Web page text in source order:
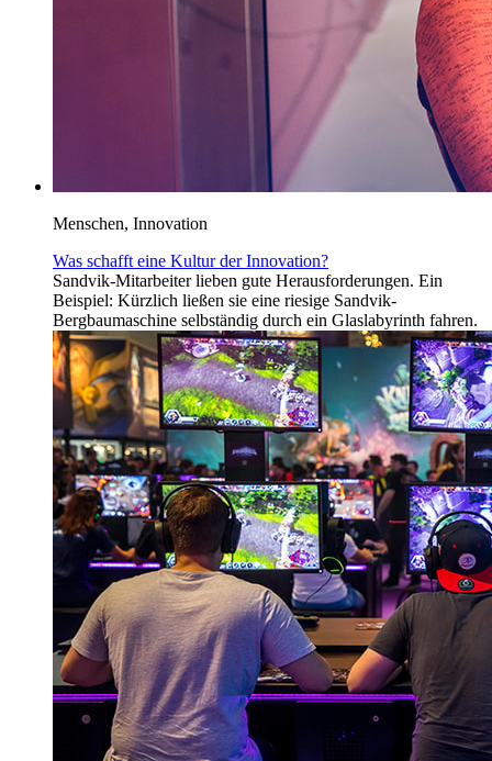
Menschen, Innovation
Was schafft eine Kultur der Innovation?
Sandvik-Mitarbeiter lieben gute Herausforderungen. Ein
Beispiel: Kürzlich ließen sie eine riesige Sandvik-
Bergbaumaschine selbständig durch ein Glaslabyrinth fahren.